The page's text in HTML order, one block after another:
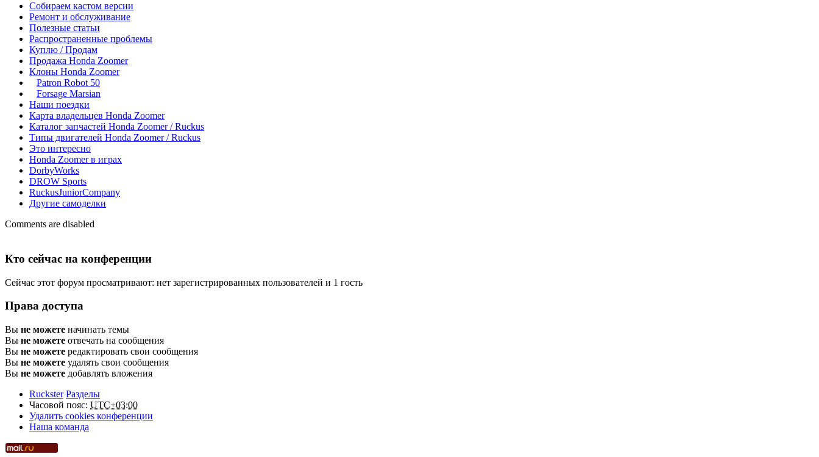
Собираем кастом версии
Ремонт и обслуживание
Полезные статьи
Распространенные проблемы
Куплю / Продам
Продажа Honda Zoomer
Клоны Honda Zoomer
Patron Robot 50
Forsage Marsian
Наши поездки
Карта владельцев Honda Zoomer
Каталог запчастей Honda Zoomer / Ruckus
Типы двигателей Honda Zoomer / Ruckus
Это интересно
Honda Zoomer в играх
DorbyWorks
DROW Sports
RuckusJuniorCompany
Другие самоделки
Comments are disabled
Кто сейчас на конференции
Сейчас этот форум просматривают: нет зарегистрированных пользователей и 1 гость
Права доступа
Вы не можете начинать темы
Вы не можете отвечать на сообщения
Вы не можете редактировать свои сообщения
Вы не можете удалять свои сообщения
Вы не можете добавлять вложения
Ruckster Разделы
Часовой пояс: UTC+03:00
Удалить cookies конференции
Наша команда